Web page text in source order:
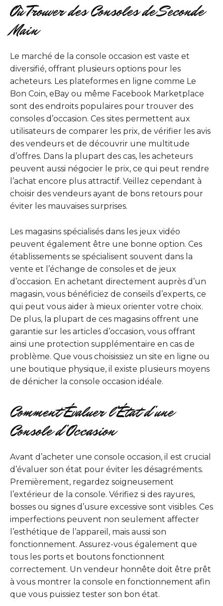
Où Trouver des Consoles de Seconde
Main
Le marché de la console occasion est vaste et
diversifié, offrant plusieurs options pour les
acheteurs. Les plateformes en ligne comme Le
Bon Coin, eBay ou même Facebook Marketplace
sont des endroits populaires pour trouver des
consoles d’occasion. Ces sites permettent aux
utilisateurs de comparer les prix, de vérifier les avis
des vendeurs et de découvrir une multitude
d’offres. Dans la plupart des cas, les acheteurs
peuvent aussi négocier le prix, ce qui peut rendre
l’achat encore plus attractif. Veillez cependant à
choisir des vendeurs ayant de bons retours pour
éviter les mauvaises surprises.
Les magasins spécialisés dans les jeux vidéo
peuvent également être une bonne option. Ces
établissements se spécialisent souvent dans la
vente et l’échange de consoles et de jeux
d’occasion. En achetant directement auprès d’un
magasin, vous bénéficiez de conseils d’experts, ce
qui peut vous aider à mieux orienter votre choix.
De plus, la plupart de ces magasins offrent une
garantie sur les articles d’occasion, vous offrant
ainsi une protection supplémentaire en cas de
problème. Que vous choisissiez un site en ligne ou
une boutique physique, il existe plusieurs moyens
de dénicher la console occasion idéale.
Comment Évaluer l’État d’une
Console d’Occasion
Avant d’acheter une console occasion, il est crucial
d’évaluer son état pour éviter les désagréments.
Premièrement, regardez soigneusement
l’extérieur de la console. Vérifiez si des rayures,
bosses ou signes d’usure excessive sont visibles. Ces
imperfections peuvent non seulement affecter
l’esthétique de l’appareil, mais aussi son
fonctionnement. Assurez-vous également que
tous les ports et boutons fonctionnent
correctement. Un vendeur honnête doit être prêt
à vous montrer la console en fonctionnement afin
que vous puissiez tester son bon état.